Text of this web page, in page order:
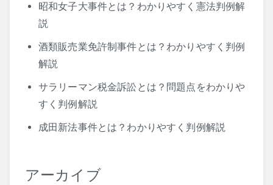
昭和女子大事件とは？わかりやすく憲法判例解
説
酒類販売業免許制事件とは？わかりやすく判例
解説
サラリーマン税金訴訟とは？問題点をわかりや
すく判例解説
成田新法事件とは？わかりやすく判例解説
アーカイブ